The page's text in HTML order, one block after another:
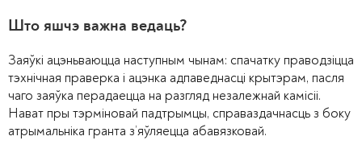
Што яшчэ важна ведаць?
Заяўкі ацэньваюцца наступным чынам: спачатку праводзіцца
тэхнічная праверка і ацэнка адпаведнасці крытэрам, пасля
чаго заяўка перадаецца на разгляд незалежнай камісіі.
Нават пры тэрміновай падтрымцы, справаздачнасць з боку
атрымальніка гранта з’яўляецца абавязковай.